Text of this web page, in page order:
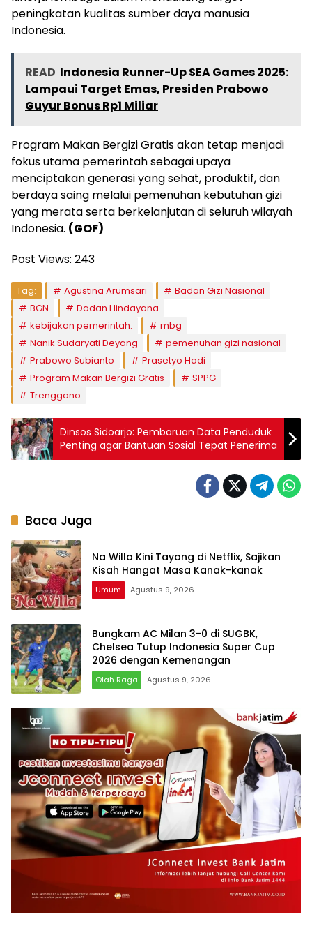
peningkatan kualitas sumber daya manusia
Indonesia.
READ Indonesia Runner-Up SEA Games 2025:
Lampaui Target Emas, Presiden Prabowo
Guyur Bonus Rp1 Miliar
Program Makan Bergizi Gratis akan tetap menjadi
fokus utama pemerintah sebagai upaya
menciptakan generasi yang sehat, produktif, dan
berdaya saing melalui pemenuhan kebutuhan gizi
yang merata serta berkelanjutan di seluruh wilayah
Indonesia. (GOF)
Post Views: 243
Tag: Agustina Arumsari
Badan Gizi Nasional
BGN
Dadan Hindayana
kebijakan pemerintah.
mbg
Nanik Sudaryati Deyang
pemenuhan gizi nasional
Prabowo Subianto
Prasetyo Hadi
Program Makan Bergizi Gratis
SPPG
Trenggono
Dinsos Sidoarjo: Pembaruan Data Penduduk
Penting agar Bantuan Sosial Tepat Penerima
Baca Juga
Na Willa Kini Tayang di Netflix, Sajikan
Kisah Hangat Masa Kanak-kanak
Umum Agustus 9, 2026
Bungkam AC Milan 3-0 di SUGBK,
Chelsea Tutup Indonesia Super Cup
2026 dengan Kemenangan
Olah Raga Agustus 9, 2026